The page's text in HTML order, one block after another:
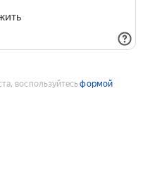
воспользуйтесьформой